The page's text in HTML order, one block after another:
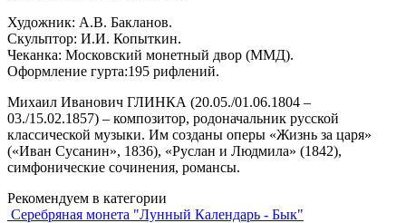
Художник: А.В. Бакланов.
Скульптор: И.И. Копыткин.
Чеканка: Московский монетный двор (ММД).
Оформление гурта:195 рифлений.
Михаил Иванович ГЛИНКА (20.05./01.06.1804 –
03./15.02.1857) – композитор, родоначальник русской
классической музыки. Им созданы оперы «Жизнь за царя»
(«Иван Сусанин», 1836), «Руслан и Людмила» (1842),
симфонические сочинения, романсы.
Рекомендуем в категории
Серебряная монета "Лунный Календарь - Бык"